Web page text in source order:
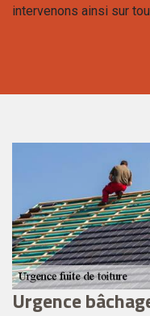
intervenons ainsi sur
Urgence